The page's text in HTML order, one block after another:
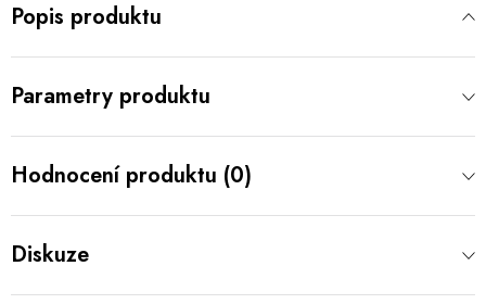
Popis produktu
Parametry produktu
Hodnocení produktu (0)
Diskuze